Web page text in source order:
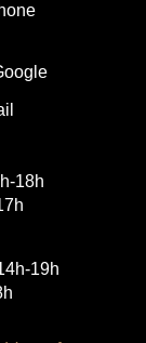
18h
19h